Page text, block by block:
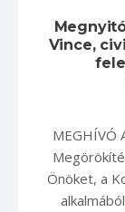
Vince,
MEGHÍVÓ
Önöket, a